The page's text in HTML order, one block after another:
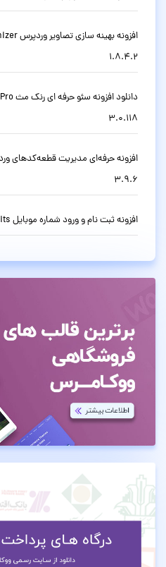
1.8.4.2
3.0.118
3.9.6
افزونه ثبت نام و ورود شماره موبایل Digits وردپرس نسخه 9.2